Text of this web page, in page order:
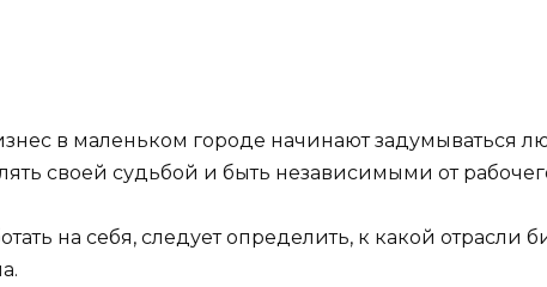
в маленьком городе начинают задумываться
своей судьбой и быть независимыми от
на себя, следует определить, к какой отрасли